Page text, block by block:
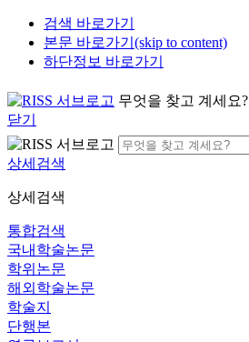
검색 바로가기
본문 바로가기(skip to content)
하단정보 바로가기
무엇을 찾고 계세요?
닫기
상세검색
상세검색
통합검색
국내학술논문
학위논문
해외학술논문
학술지
단행본